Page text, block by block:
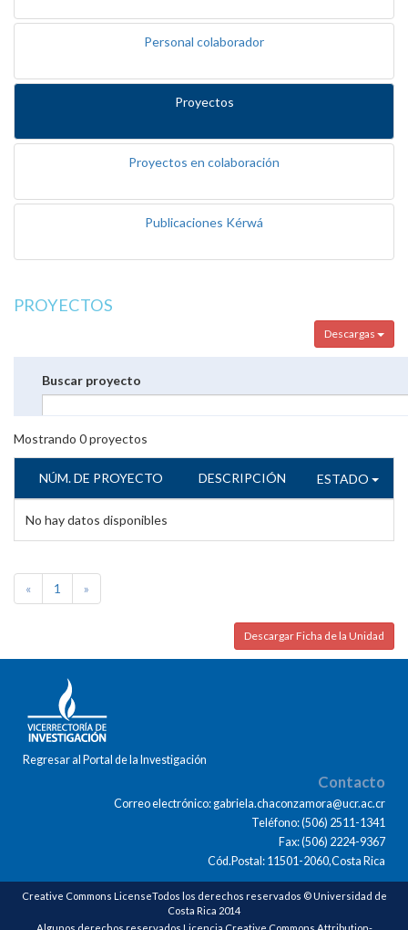
Personal colaborador
Proyectos
Proyectos en colaboración
Publicaciones Kérwá
PROYECTOS
Descargas
Buscar proyecto
Mostrando 0proyectos
NÚM. DE PROYECTO DESCRIPCIÓN ESTADO
No hay datos disponibles
« 1 »
Descargar Ficha de la Unidad
Regresar al Portal de la Investigación
Contacto
Correo electrónico: gabriela.chaconzamora@ucr.ac.cr
Teléfono: (506) 2511-1341
Fax: (506) 2224-9367
Cód.Postal: 11501-2060,Costa Rica
Creative Commons LicenseTodos los derechos reservados © Universidad de
Costa Rica 2014